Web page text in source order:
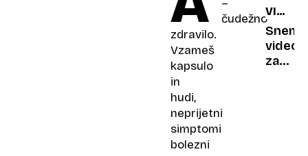
–
čudežno
zdravilo.
Vzameš
kapsulo
in
hudi,
neprijetni
simptomi
bolezni
HIT
video
za